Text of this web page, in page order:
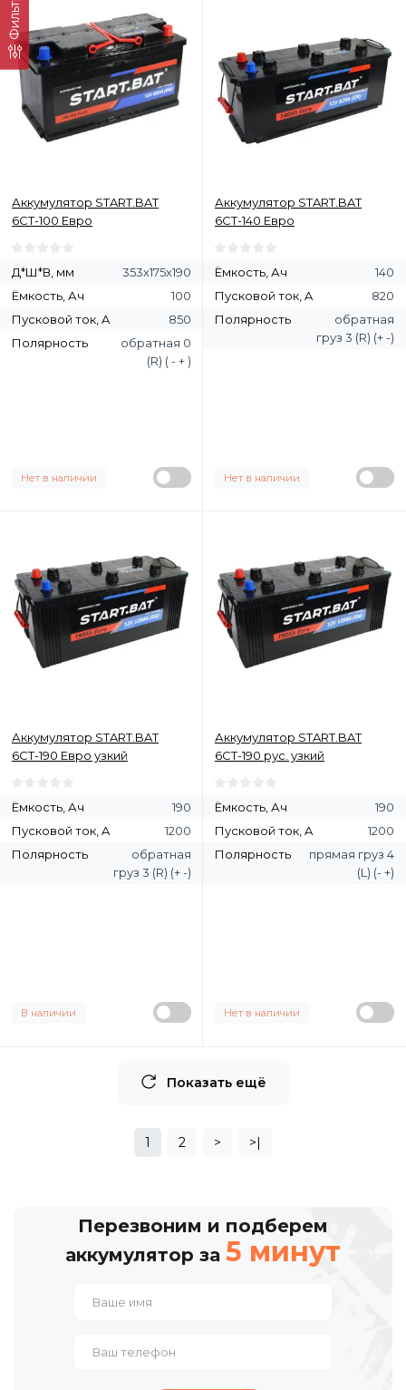
Фильтр
Аккумулятор START.BAT
6СТ-100 Евро
Д*Ш*В, мм
353х175х190
Ёмкость, Ач
100
Пусковой ток, A
850
Полярность
обратная 0
(R) ( - + )
Нет в наличии
Аккумулятор START.BAT
6СТ-140 Евро
Ёмкость, Ач
140
Пусковой ток, A
820
Полярность
обратная
груз 3 (R) (+ -)
Нет в наличии
Аккумулятор START.BAT
6СТ-190 Евро узкий
Ёмкость, Ач
190
Пусковой ток, A
1200
Полярность
обратная
груз 3 (R) (+ -)
В наличии
Аккумулятор START.BAT
6СТ-190 рус. узкий
Ёмкость, Ач
190
Пусковой ток, A
1200
Полярность
прямая груз 4
(L) (- +)
Нет в наличии
Показать ещё
1 2 > >|
Перезвоним и подберем
аккумулятор за 5 минут